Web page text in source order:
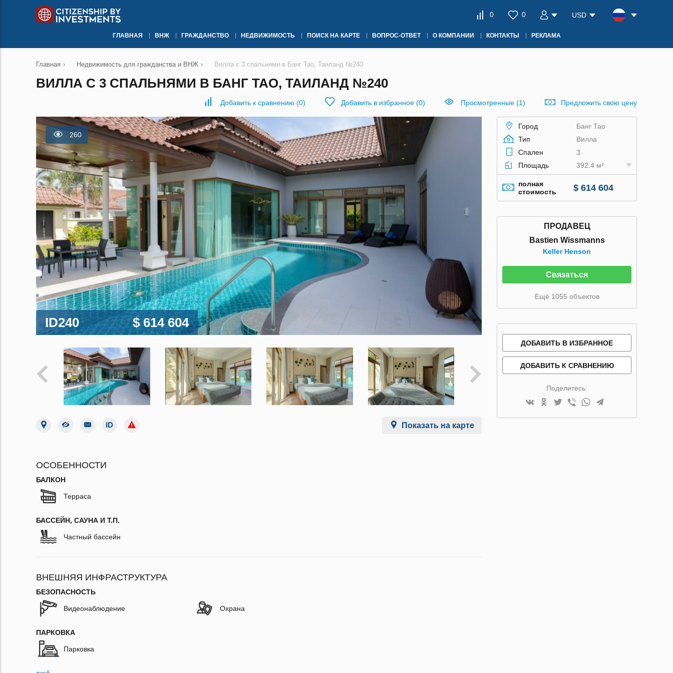
0 0 USD
ГЛАВНАЯ ВНЖ ГРАЖДАНСТВО НЕДВИЖИМОСТЬ ПОИСК НА КАРТЕ ВОПРОС-ОТВЕТ О КОМПАНИИ КОНТАКТЫ РЕКЛАМА
Главная › Недвижимость для гражданства и ВНЖ › Вилла с 3 спальнями в Банг Тао, Таиланд №240
ВИЛЛА С 3 СПАЛЬНЯМИ В БАНГ ТАО, ТАИЛАНД №240
Добавить к сравнению (0) Добавить в избранное (0) Просмотренные (1) Предложить свою цену
260
ID240 $ 614 604
Показать на карте
ОСОБЕННОСТИ
БАЛКОН
Терраса
БАССЕЙН, САУНА И Т.П.
Частный бассейн
ВНЕШНЯЯ ИНФРАСТРУКТУРА
БЕЗОПАСНОСТЬ
Видеонаблюдение Охрана
ПАРКОВКА
Парковка
Город
Банг Тао
Тип
Вилла
Спален
3
Площадь
392.4 м²
полная
стоимость
$ 614 604
ПРОДАВЕЦ
Bastien Wissmanns
Keller Henson
Связаться
Ещё 1055 объектов
ДОБАВИТЬ В ИЗБРАННОЕ
ДОБАВИТЬ К СРАВНЕНИЮ
Поделитесь: